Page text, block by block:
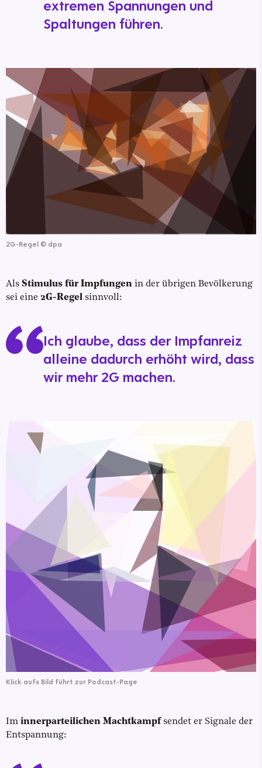
extremen Spannungen und
Spaltungen führen.
2G-Regel © dpa
Als Stimulus für Impfungen in der übrigen Bevölkerung
sei eine 2G-Regel sinnvoll:
Ich glaube, dass der Impfanreiz
alleine dadurch erhöht wird, dass
wir mehr 2G machen.
Klick aufs Bild führt zur Podcast-Page
Im innerparteilichen Machtkampfsendet er Signale der
Entspannung: